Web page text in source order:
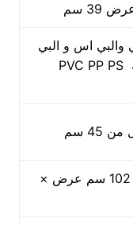
والبي اس و البي
اي تي البلاستيكيه PVC PP PS
سم
طول 122 سم × 102 سم عرض ×